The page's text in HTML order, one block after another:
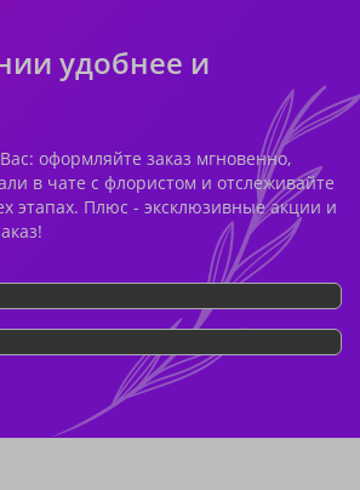
удобнее и
оформляйте заказ мгновенно,
в чате с флористом и отслеживайте
этапах. Плюс - эксклюзивные акции и